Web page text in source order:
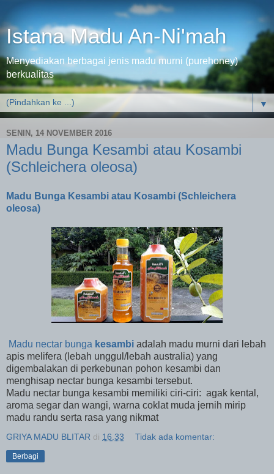
Istana Madu An-Ni'mah
Menyediakan berbagai jenis madu murni (purehoney)
berkualitas
▼
SENIN, 14 NOVEMBER 2016
Madu Bunga Kesambi atau Kosambi
(Schleichera oleosa)
Madu Bunga Kesambi atau Kosambi (Schleichera
oleosa)
Madu nectar bunga kesambi adalah madu murni dari lebah
apis melifera (lebah unggul/lebah australia) yang
digembalakan di perkebunan pohon kesambi dan
menghisap nectar bunga kesambi tersebut.
Madu nectar bunga kesambi memiliki ciri-ciri: agak kental,
aroma segar dan wangi, warna coklat muda jernih mirip
madu randu serta rasa yang nikmat
GRIYA MADU BLITAR di 16.33 Tidak ada komentar:
Berbagi